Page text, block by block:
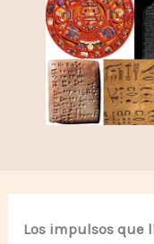
Los impulsos que